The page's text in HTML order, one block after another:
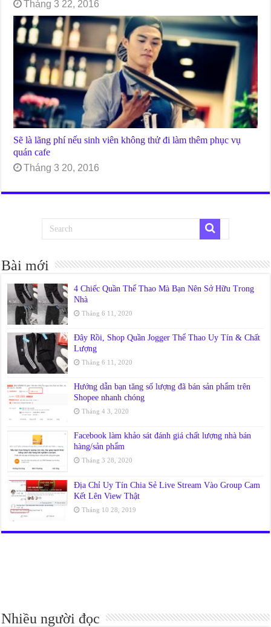
Tháng 3 22, 2016
Sẽ là lãng phí nếu sinh viên không thử đi làm thêm phục vụ
quán cafe
Tháng 3 20, 2016
Bài mới
4 Chiếc Quần Thể Thao Mà Bạn Nên Sở Hữu Trong
Nhà
Tháng 6 11, 2020
Đây Rồi, Shop Quần Jogger Thể Thao Uy Tín & Chất
Lượng
Tháng 6 11, 2020
Hướng dẫn bạn tăng số lượng đã bán sản phẩm trên
Shopee nhanh chóng
Tháng 4 3, 2020
Facebook làm khảo sát đánh giá chất lượng nhà bán
hàng/sản phẩm
Tháng 3 28, 2020
Địa Chỉ Uy Tín Chia Sẻ Live Stream Vào Group Cam
Kết Lên View Thật
Tháng 10 28, 2019
Nhiều người đọc